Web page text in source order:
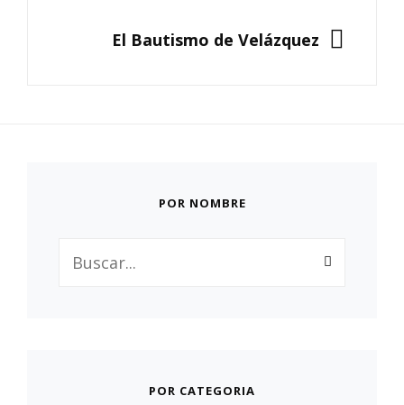
SIGUIENTEEl Bautismo de Velázquez
POR NOMBRE
POR CATEGORIA